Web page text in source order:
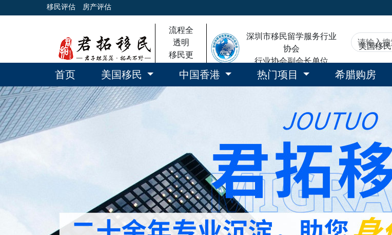
移民评估 房产评估
流程全
透明
移民更
放心
深圳市移民留学服务行业
协会
行业协会副会长单位
美国移民
首页 美国移民 中国香港 热门项目 希腊购房